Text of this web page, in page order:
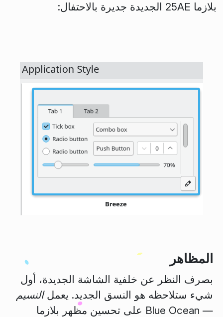
بلازما 25AE الجديدة جديرة بالاحتفال:
المظاهر
بصرف النظر عن خلفية الشاشة الجديدة، أول
شيء ستلاحظه هو النسق الجديد. يعملالنسيم
— Blue Ocean
على تحسين مظهر بلازما